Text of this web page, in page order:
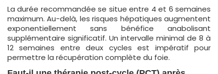
La durée recommandée se situe entre 4 et 6 semaines
maximum. Au-delà, les risques hépatiques augmentent
exponentiellement sans bénéfice anabolisant
supplémentaire significatif. Un intervalle minimal de 8 à
12 semaines entre deux cycles est impératif pour
permettre la récupération complète du foie.